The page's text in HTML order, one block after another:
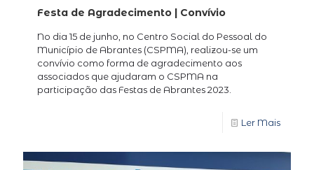
Festa de Agradecimento | Convívio
No dia 15 de junho, no Centro Social do Pessoal do
Município de Abrantes (CSPMA), realizou-se um
convívio como forma de agradecimento aos
associados que ajudaram o CSPMA na
participação das Festas de Abrantes 2023.
Ler Mais